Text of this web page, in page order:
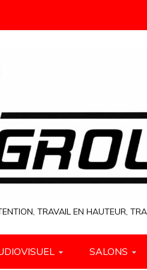
TRAVAIL EN HAUTEUR,
SALONS